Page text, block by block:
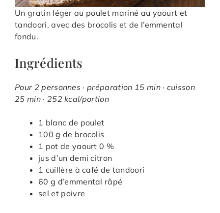
Un gratin léger au poulet mariné au yaourt et
tandoori, avec des brocolis et de l’emmental
fondu.
Ingrédients
Pour 2 personnes · préparation 15 min · cuisson
25 min · 252 kcal/portion
1 blanc de poulet
100 g de brocolis
1 pot de yaourt 0 %
jus d’un demi citron
1 cuillère à café de tandoori
60 g d’emmental râpé
sel et poivre